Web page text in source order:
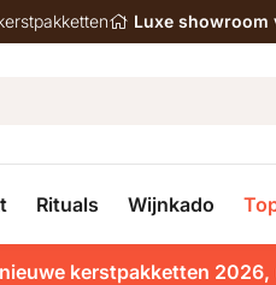
Luxe showroom
Rituals Wijnkado
kerstpakketten